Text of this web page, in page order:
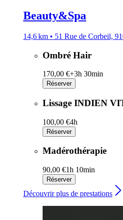
Beauty&Spa
14,6 km • 51 Rue de Corbeil,
Ombré Hair
170,00 €+3h 30min
Réserver
Lissage INDIEN
100,00 €4h
Réserver
Madérothérapie
90,00 €1h 10min
Réserver
Découvrir plus de prestations